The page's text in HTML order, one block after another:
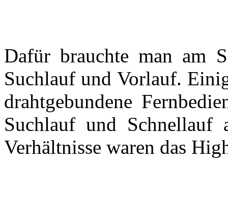
Dafür brauchte man am
Suchlauf und Vorlauf.
drahtgebundene
Suchlauf und Schnellauf
Verhältnisse waren das